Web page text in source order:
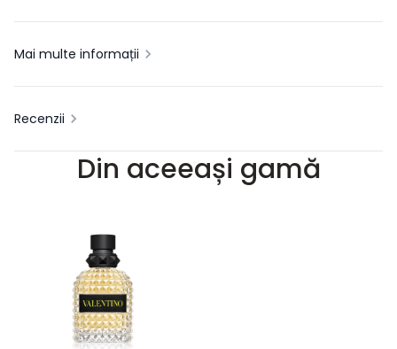
Mai multe informații
Recenzii
Din aceeași gamă